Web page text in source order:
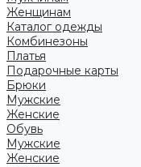
Женщинам
Каталог одежды
Комбинезоны
Платья
Подарочные карты
Брюки
Мужские
Женские
Обувь
Мужские
Женские